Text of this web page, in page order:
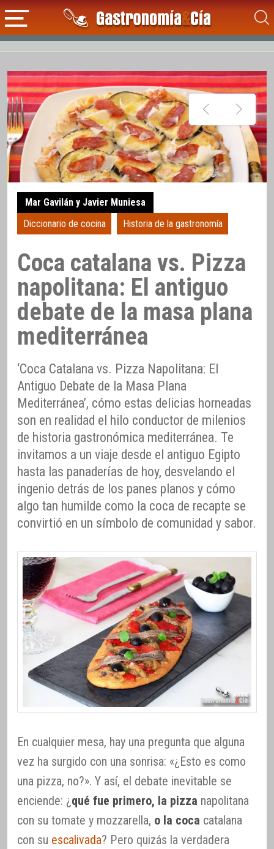
Mar Gavilán y Javier Muniesa
Diccionario de cocina
Historia de la gastronomía
Coca catalana vs. Pizza
napolitana: El antiguo
debate de la masa plana
mediterránea
‘Coca Catalana vs. Pizza Napolitana: El
Antiguo Debate de la Masa Plana
Mediterránea’, cómo estas delicias horneadas
son en realidad el hilo conductor de milenios
de historia gastronómica mediterránea. Te
invitamos a un viaje desde el antiguo Egipto
hasta las panaderías de hoy, desvelando el
ingenio detrás de los panes planos y cómo
algo tan humilde como la coca de recapte se
convirtió en un símbolo de comunidad y sabor.
En cualquier mesa, hay una pregunta que alguna
vez ha surgido con una sonrisa: «¿Esto es como
una pizza, no?». Y así, el debate inevitable se
enciende: ¿ qué fue primero, la pizza napolitana
con su tomate y mozzarella, o la coca catalana
con su escalivada? Pero quizás la verdadera